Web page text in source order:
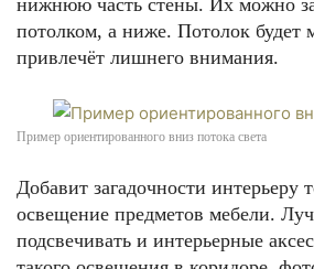
нижнюю часть стены. Их можно
потолком, а ниже. Потолок будет
привлечёт лишнего внимания.
Пример ориентированного вниз потока света
Добавит загадочности интерьеру
освещение предметов мебели.
подсвечивать и интерьерные